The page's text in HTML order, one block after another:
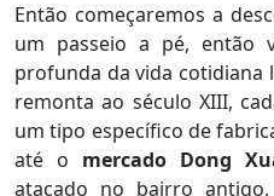
Então começaremos a
um passeio a pé, então
profunda da vida cotidiana
remonta ao século XIII,
um tipo específico de
até o mercado Dong
atacado no bairro